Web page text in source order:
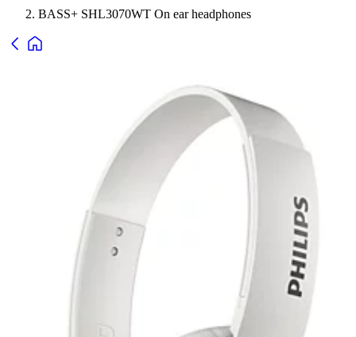
BASS+ SHL3070WT On ear headphones